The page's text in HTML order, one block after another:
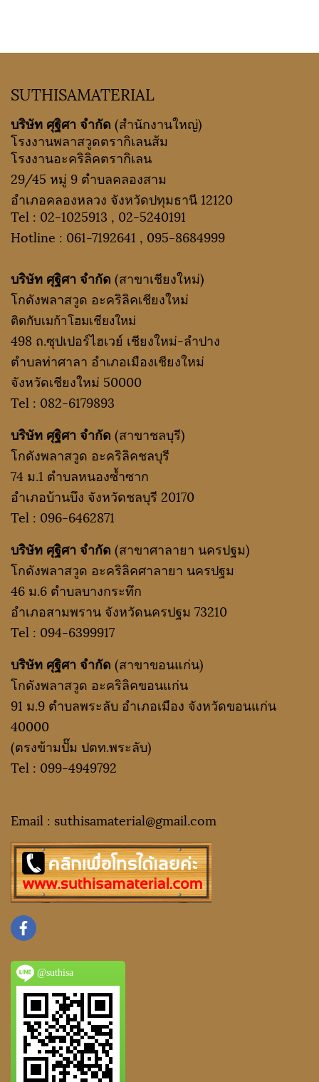
SUTHISAMATERIAL
บริษัท ศุฐิศา จำกัด (สำนักงานใหญ่)
โรงงานพลาสวูดตรากิเลนส้ม
โรงงานอะคริลิคตรากิเลน
29/45 หมู่ 9 ตำบลคลองสาม
อำเภอคลองหลวง จังหวัดปทุมธานี 12120
Tel : 02-1025913 , 02-5240191
Hotline : 061-7192641 , 095-8684999
บริษัท ศุฐิศา จำกัด (สาขาเชียงใหม่)
โกดังพลาสวูด อะคริลิคเชียงใหม่
ติดกับเมก้าโฮมเชียงใหม่
498 ถ.ซุปเปอร์ไฮเวย์ เชียงใหม่-ลำปาง
ตำบลท่าศาลา อำเภอเมืองเชียงใหม่
จังหวัดเชียงใหม่ 50000
Tel : 082-6179893
บริษัท ศุฐิศา จำกัด (สาขาชลบุรี)
โกดังพลาสวูด อะคริลิคชลบุรี
74 ม.1 ตำบลหนองซ้ำซาก
อำเภอบ้านบึง จังหวัดชลบุรี 20170
Tel : 096-6462871
บริษัท ศุฐิศา จำกัด (สาขาศาลายา นครปฐม)
โกดังพลาสวูด อะคริลิคศาลายา นครปฐม
46 ม.6 ตำบลบางกระทึก
อำเภอสามพราน จังหวัดนครปฐม 73210
Tel : 094-6399917
บริษัท ศุฐิศา จำกัด (สาขาขอนแก่น)
โกดังพลาสวูด อะคริลิคขอนแก่น
91 ม.9 ตำบลพระลับ อำเภอเมือง จังหวัดขอนแก่น
40000
(ตรงข้ามปั๊ม ปตท.พระลับ)
Tel : 099-4949792
Email : suthisamaterial@gmail.com
@suthisa